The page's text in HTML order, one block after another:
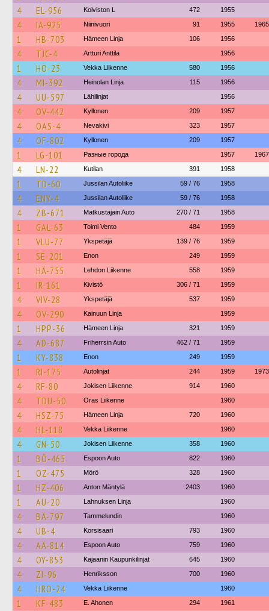
4 EL-956 Koiviston L 472 1955
4 IA-925 Niinivuori 91 1955 1965
1 HB-703 Hämeen Linja 106 1956
4 TJC-4 Artturi Anttila 1956
1 HO-23 Vekka Liikenne 580 1956
4 MI-392 Heinolan Linja 115 1956
4 UU-597 Lähilinjat 1956
4 OV-442 Kyllonen 209 1957
4 OAS-4 Nevakivi 323 1957
4 OF-802 Kyllonen 209 1957
1 LG-101 Разные города 1957 1967
4 LN-22 Kutilan 391 1958
1 TD-60 Jussilan Autoliike 59 / 76 1958
4 ENY-4 Jussilan Autoliike 59 / 76 1958
4 ZB-671 Matkustajain Auto 270 / 71 1958
1 GAL-63 Toimi Vento 484 1959
1 VLU-77 Ykspetäjä 139 / 76 1959
1 SE-201 Enon 249 1959
1 HÄ-755 Lehdon Liikenne 558 1959
1 IR-161 Kivistö 306 / 71 1959
4 VIV-28 Ykspetäjä 537 1959
4 OV-290 Kainuun Linja 1959
1 HPP-36 Hämeen Linja 321 1959
4 AD-687 Friherrsin Auto 462 / 71 1959
1 KY-838 Enon 249 1959
1 RI-175 Autolinjat 244 1959 1973
4 RF-80 Jokisen Liikenne 914 1960
4 TDU-50 Oras Liikenne 1960
4 HSZ-75 Hämeen Linja 720 1960
4 HL-118 Vekka Liikenne 1960
4 GN-50 Jokisen Liikenne 358 1960
1 BÖ-465 Espoon Auto 822 1960
1 OZ-475 Mörö 328 1960
1 HZ-406 Anton Mäntylä 2403 1960
1 AU-20 Lahnuksen Linja 1960
4 BÄ-797 Tammelundin 1960
4 UB-4 Korsisaari 793 1960
4 AÄ-814 Espoon Auto 759 1960
4 OY-853 Kajaanin Kaupunkilinjat 645 1960
4 ZI-96 Henriksson 700 1960
4 HRO-24 Vekka Liikenne 1960
1 KF-483 E. Ahonen 294 1961